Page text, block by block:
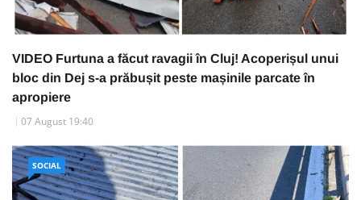
VIDEO Furtuna a făcut ravagii în Cluj! Acoperișul unui
bloc din Dej s-a prăbușit peste mașinile parcate în
apropiere
07 August 19:40
SOCIAL